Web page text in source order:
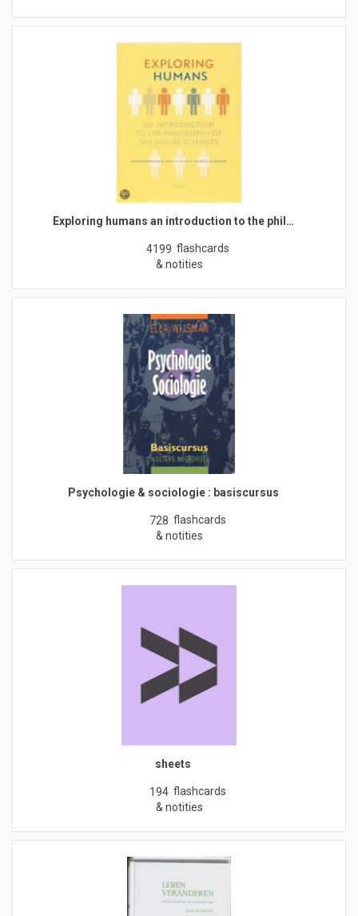
Exploring humans an introduction to the phil…
4199 flashcards
& notities
Psychologie & sociologie : basiscursus
728 flashcards
& notities
sheets
194 flashcards
& notities